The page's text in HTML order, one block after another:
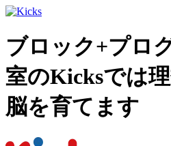
ブロック+プロ
室のKicksでは
脳を育てます